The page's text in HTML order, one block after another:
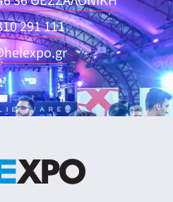
291 111